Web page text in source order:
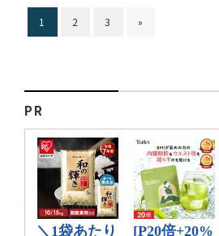
1 2 3 »
PR